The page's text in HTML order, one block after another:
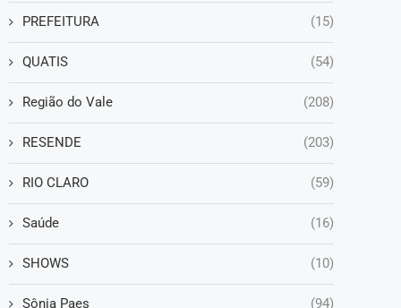
PREFEITURA (15)
QUATIS (54)
Região do Vale (208)
RESENDE (203)
RIO CLARO (59)
Saúde (16)
SHOWS (10)
Sônia Paes (94)